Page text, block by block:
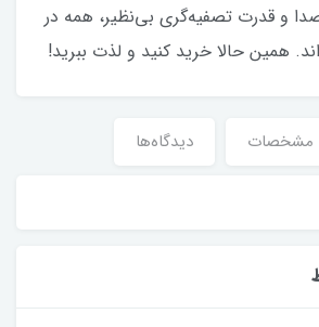
و قدرت تصفیه‌گری بی‌نظیر، همه در
مشخصات دیدگاه‌ها